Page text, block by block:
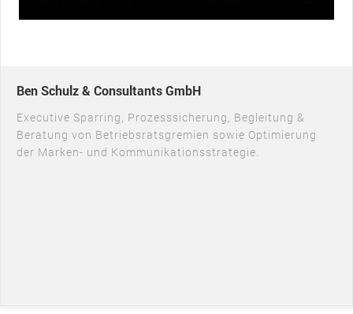
Ben Schulz & Consultants GmbH
Executive Sparring, Prozesssicherung, Begleitung &
Beratung von Betriebsratsgremien sowie Optimierung
der Marken- und Kommunikationsstrategie.